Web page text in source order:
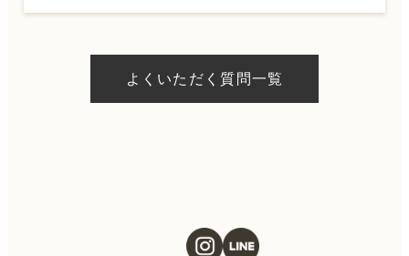
ただける施術もございます。当日の施術をご
希望の場合は、ご予約の際にお気軽にご相談
よくいただく質問一覧